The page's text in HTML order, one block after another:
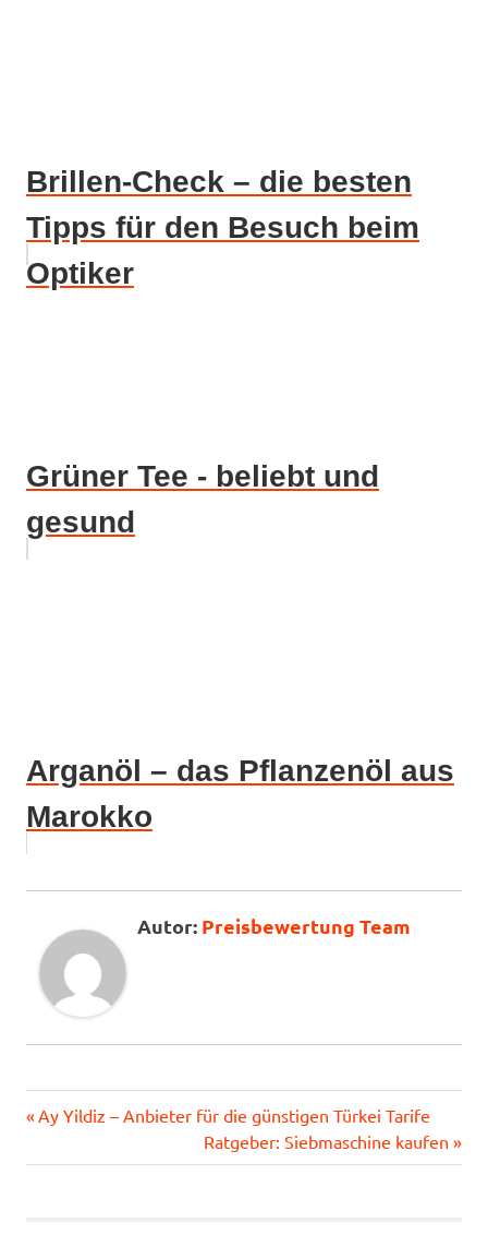
Brillen-Check – die besten
Tipps für den Besuch beim
Optiker
Grüner Tee - beliebt und
gesund
Arganöl – das Pflanzenöl aus
Marokko
Preisbewertung Team
Beitragsnavigation
Vorheriger
Ay Yildiz – Anbieter für die günstigen Türkei Tarife
Nächster
Beitrag:
Ratgeber: Siebmaschine kaufen